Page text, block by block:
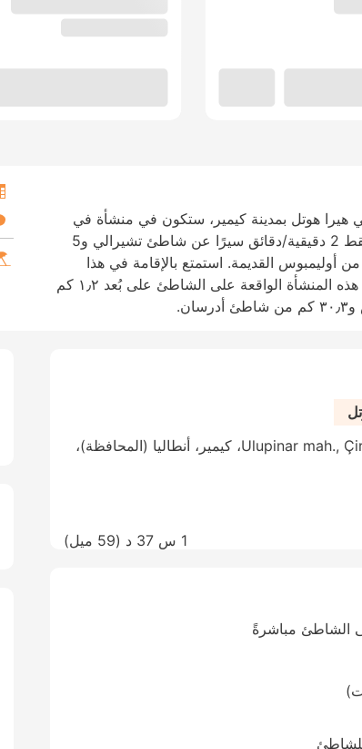
هيرا هوتل بمدينة كيمير، ستكون في منشأة في
الحي التاريخي، تبعد فقط 2 دقيقية/دقائق سيرًا عن شاطئ تشيرالي و5
أوليمبوس القديمة. استمتع بالإقامة في هذا
الفندق، حيث ستضعك هذه المنشأة الواقعة على الشاطئ على بُعد ١٫٢ كم
Ulupinar mah., Çirali sokak No:473/1، كيمير، أنطاليا (المحافظة)،
1 س 37 د ( 59 ميل )
الشاطئ مباشرةً